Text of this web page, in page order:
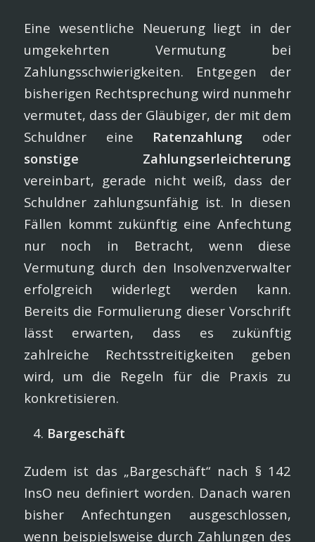
Eine wesentliche Neuerung liegt in der
umgekehrten Vermutung bei
Zahlungsschwierigkeiten. Entgegen der
bisherigen Rechtsprechung wird nunmehr
vermutet, dass der Gläubiger, der mit dem
Schuldner eine Ratenzahlung oder
sonstige Zahlungserleichterung
vereinbart, gerade nicht weiß, dass der
Schuldner zahlungsunfähig ist. In diesen
Fällen kommt zukünftig eine Anfechtung
nur noch in Betracht, wenn diese
Vermutung durch den Insolvenzverwalter
erfolgreich widerlegt werden kann.
Bereits die Formulierung dieser Vorschrift
lässt erwarten, dass es zukünftig
zahlreiche Rechtsstreitigkeiten geben
wird, um die Regeln für die Praxis zu
konkretisieren.
Bargeschäft
Zudem ist das „Bargeschäft“ nach § 142
InsO neu definiert worden. Danach waren
bisher Anfechtungen ausgeschlossen,
wenn beispielsweise durch Zahlungen des